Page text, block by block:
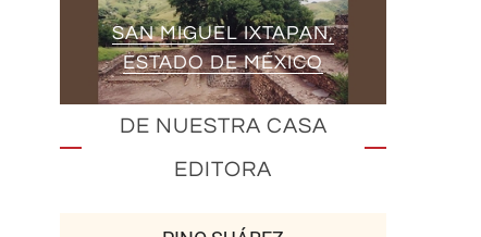
SAN MIGUEL IXTAPAN,
ESTADO DE MÉXICO
DE NUESTRA CASA
EDITORA